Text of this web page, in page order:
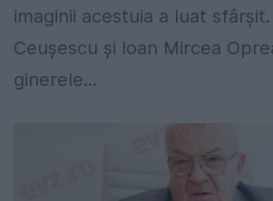
imaginii acestuia a luat
Ceușescu și Ioan Mircea
ginerele...